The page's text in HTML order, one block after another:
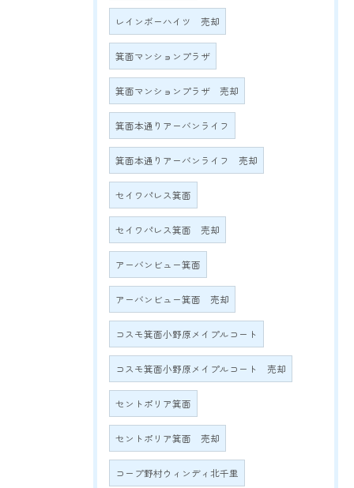
レインボーハイツ 売却
箕面マンションプラザ
箕面マンションプラザ 売却
箕面本通りアーバンライフ
箕面本通りアーバンライフ 売却
セイワパレス箕面
セイワパレス箕面 売却
アーバンビュー箕面
アーバンビュー箕面 売却
コスモ箕面小野原メイプルコート
コスモ箕面小野原メイプルコート 売却
セントポリア箕面
セントポリア箕面 売却
コープ野村ウィンディ北千里